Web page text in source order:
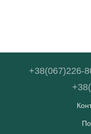
+38(067)226-